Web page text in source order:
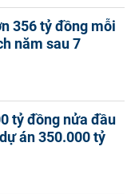
356 tỷ đồng mỗi
năm sau 7
tỷ đồng nửa đầu
án 350.000 tỷ